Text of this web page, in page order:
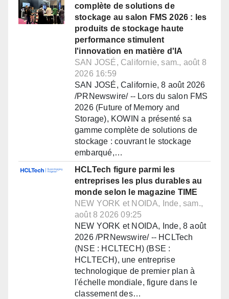
complète de solutions de
stockage au salon FMS 2026 : les
produits de stockage haute
performance stimulent
l'innovation en matière d'IA
SAN JOSÉ, Californie, sam., août 8
2026 16:59
SAN JOSÉ, Californie, 8 août 2026
/PRNewswire/ -- Lors du salon FMS
2026 (Future of Memory and
Storage), KOWIN a présenté sa
gamme complète de solutions de
stockage : couvrant le stockage
embarqué,…
HCLTech figure parmi les
entreprises les plus durables au
monde selon le magazine TIME
NEW YORK et NOIDA, Inde, sam.,
août 8 2026 09:25
NEW YORK et NOIDA, Inde, 8 août
2026 /PRNewswire/ -- HCLTech
(NSE : HCLTECH) (BSE :
HCLTECH), une entreprise
technologique de premier plan à
l'échelle mondiale, figure dans le
classement des…